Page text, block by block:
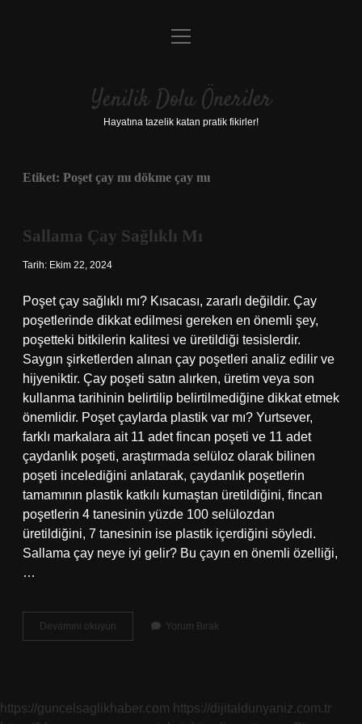
Anasayfa
Yasal Uyarı
menüyü
Yenilik Dolu Öneriler
Hayatına tazelik katan pratik fikirler!
Etiket: Poşet çay mı dökme çay mı
Sallama Çay Sağlıklı Mı
Tarih: Ekim 22, 2024
Poşet çay sağlıklı mı? Kısacası, zararlı değildir. Çay
poşetlerinde dikkat edilmesi gereken en önemli şey,
poşetteki bitkilerin kalitesi ve üretildiği tesislerdir.
Saygın şirketlerden alınan çay poşetleri analiz edilir ve
hijyeniktir. Çay poşeti satın alırken, üretim veya son
kullanma tarihinin belirtilip belirtilmediğine dikkat etmek
önemlidir. Poşet çaylarda plastik var mı? Yurtsever,
farklı markalara ait 11 adet fincan poşeti ve 11 adet
çaydanlık poşeti, araştırmada selüloz olarak bilinen
poşeti incelediğini anlatarak, çaydanlık poşetlerin
tamamının plastik katkılı kumaştan üretildiğini, fincan
poşetlerin 4 tanesinin yüzde 100 selülozdan
üretildiğini, 7 tanesinin ise plastik içerdiğini söyledi.
Sallama çay neye iyi gelir? Bu çayın en önemli özelliği,
…
Devamını okuyun Sallama
Çay
Yorum Bırak
https://guncelsaglikhaber.com https://dijitaldunyaniz.com.tr